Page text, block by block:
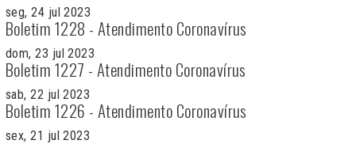
seg, 24 jul 2023
Boletim 1228 - Atendimento Coronavírus
dom, 23 jul 2023
Boletim 1227 - Atendimento Coronavírus
sab, 22 jul 2023
Boletim 1226 - Atendimento Coronavírus
sex, 21 jul 2023